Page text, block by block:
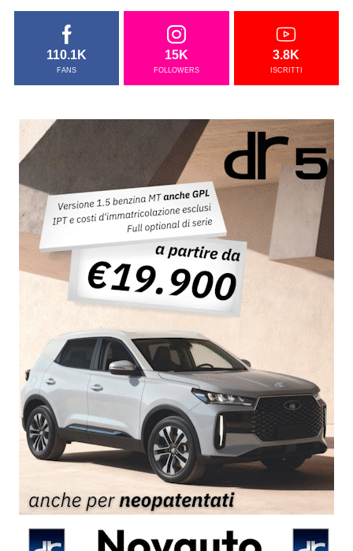
110.1K
FANS
15K
FOLLOWERS
3.8K
ISCRITTI